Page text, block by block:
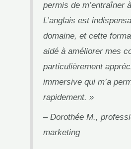
permis de m’entraîner
L’anglais est
domaine, et cette
aidé à améliorer mes
particulièrement
immersive qui m’a
rapidement. »
– Dorothée M.,
marketing